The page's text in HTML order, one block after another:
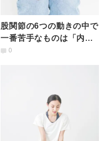
股関節の6つの動きの中で
一番苦手なものは「内
転」!? 内転が苦手な人
0